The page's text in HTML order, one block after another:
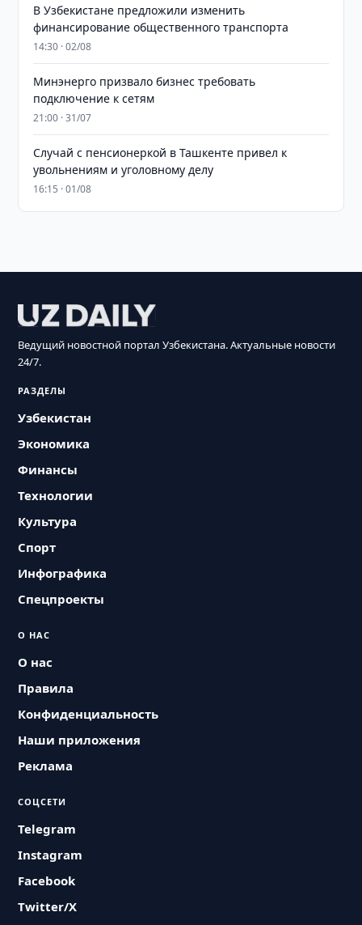
В Узбекистане предложили изменить
финансирование общественного транспорта
14:30 · 02/08
Минэнерго призвало бизнес требовать
подключение к сетям
21:00 · 31/07
Случай с пенсионеркой в Ташкенте привел к
увольнениям и уголовному делу
16:15 · 01/08
Ведущий новостной портал Узбекистана. Актуальные новости
24/7.
РАЗДЕЛЫ
Узбекистан
Экономика
Финансы
Технологии
Культура
Спорт
Инфографика
Спецпроекты
О НАС
О нас
Правила
Конфиденциальность
Наши приложения
Реклама
СОЦСЕТИ
Telegram
Instagram
Facebook
Twitter/X